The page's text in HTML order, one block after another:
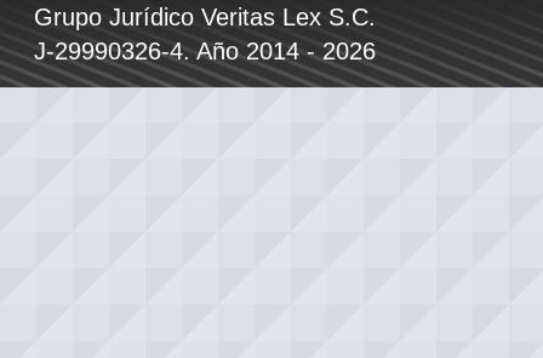
Grupo Jurídico Veritas Lex S.C.
J-29990326-4. Año 2014 - 2026